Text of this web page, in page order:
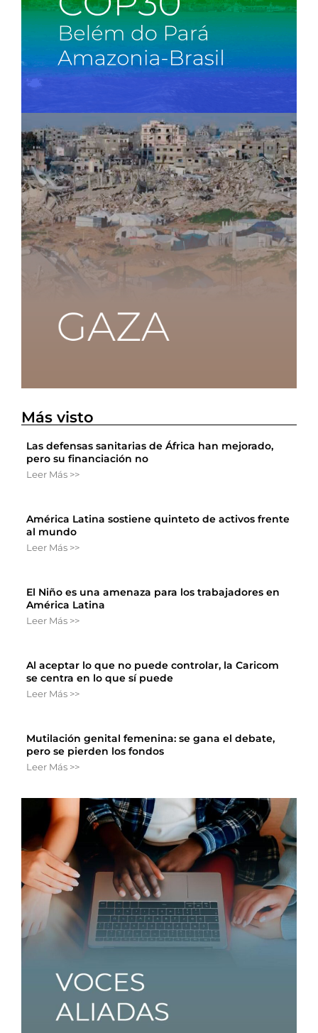
Más visto
Las defensas sanitarias de África han mejorado,
pero su financiación no
Leer Más >>
América Latina sostiene quinteto de activos frente
al mundo
Leer Más >>
El Niño es una amenaza para los trabajadores en
América Latina
Leer Más >>
Al aceptar lo que no puede controlar, la Caricom
se centra en lo que sí puede
Leer Más >>
Mutilación genital femenina: se gana el debate,
pero se pierden los fondos
Leer Más >>